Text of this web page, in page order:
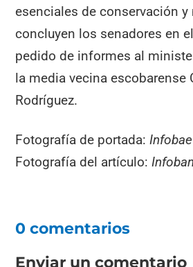
esenciales de conservación y
concluyen los senadores en
pedido de informes al
la media vecina escobarense
Rodríguez.
Fotografía de portada:Infobae
Fotografía del artículo:Infoban
0 comentarios
Enviar un comentario